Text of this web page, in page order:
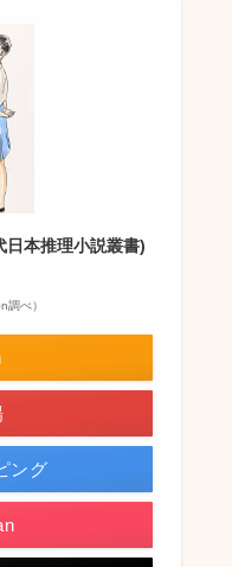
本推理小説叢書)
べ）
ング